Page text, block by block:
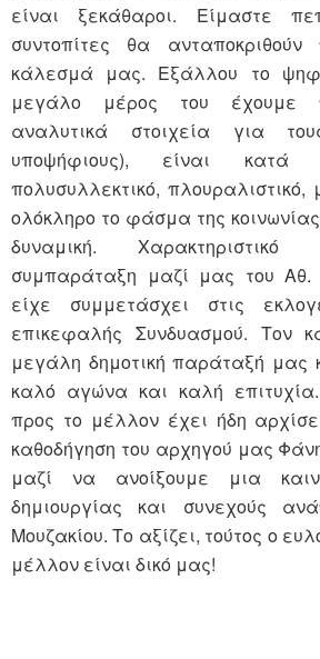
είναι ξεκάθαροι. Είμαστε
συντοπίτες θα
κάλεσμά μας. Εξάλλου το
μεγάλο μέρος του έχουμε
αναλυτικά στοιχεία για
υποψήφιους), είναι κατά
πολυσυλλεκτικό,
ολόκληρο το φάσμα της
δυναμική.
συμπαράταξη μαζί μας του Αθ.
είχε συμμετάσχει στις
επικεφαλής Συνδυασμού. Τον
μεγάλη δημοτική παράταξή μας
καλό αγώνα και καλή
προς το μέλλον έχει ήδη
καθοδήγηση του αρχηγού μας
μαζί να ανοίξουμε μια
δημιουργίας και συνεχούς
Μουζακίου. Το αξίζει, τούτος ο
μέλλον είναι δικό μας!